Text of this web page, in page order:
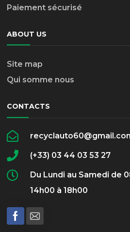
Paiement sécurisé
ABOUT US
Site map
Qui somme nous
CONTACTS
(+33) 03 44 03 53 27
Du Lundi au Samedi de
14h00 à 18h00